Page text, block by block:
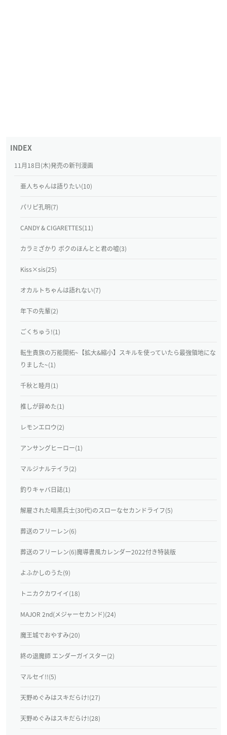
11月18日(木)発売の新刊漫画
亜人ちゃんは語りたい(10)
パリピ孔明(7)
CANDY & CIGARETTES(11)
カラミざかり ボクのほんとと君の嘘(3)
Kiss×sis(25)
オカルトちゃんは語れない(7)
年下の先輩(2)
ごくちゅう!(1)
転生貴族の万能開拓~【拡大&縮小】スキルを使っていたら最強領地にな
りました~(1)
千秋と睦月(1)
推しが辞めた(1)
レモンエロウ(2)
アンサングヒーロー(1)
マルジナルテイラ(2)
釣りキャバ日誌(1)
解雇された暗黒兵士(30代)のスローなセカンドライフ(5)
葬送のフリーレン(6)
葬送のフリーレン(6)魔導書風カレンダー2022付き特装版
よふかしのうた(9)
トニカクカワイイ(18)
MAJOR 2nd(メジャーセカンド)(24)
魔王城でおやすみ(20)
終の退魔師 エンダーガイスター(2)
マルセイ!!(5)
天野めぐみはスキだらけ!(27)
天野めぐみはスキだらけ!(28)